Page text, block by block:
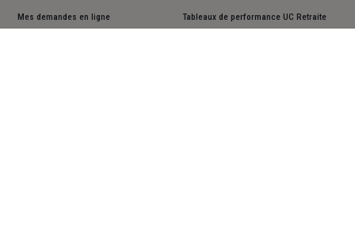
Mes demandes en ligne Tableaux de performance UC Retraite